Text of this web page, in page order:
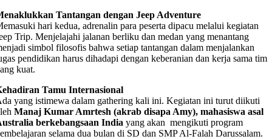
Tantangan dengan Jeep Adventure
hari kedua, adrenalin para peserta dipacu melalui kegiatan
Trip. Menjelajahi jalanan berliku dan medan yang menantang
simbol filosofis bahwa setiap tantangan dalam menjalankan
pendidikan harus dihadapi dengan keberanian dan kerja sama tim
kuat.
Tamu Internasional
yang istimewa dalam gathering kali ini. Kegiatan ini turut diikuti
Manaj Kumar Amrtesh (akrab disapa Amy), mahasiswa asal
berkebangsaan India yang akan mengikuti program
selama dua bulan di SD dan SMP Al-Falah Darussalam.